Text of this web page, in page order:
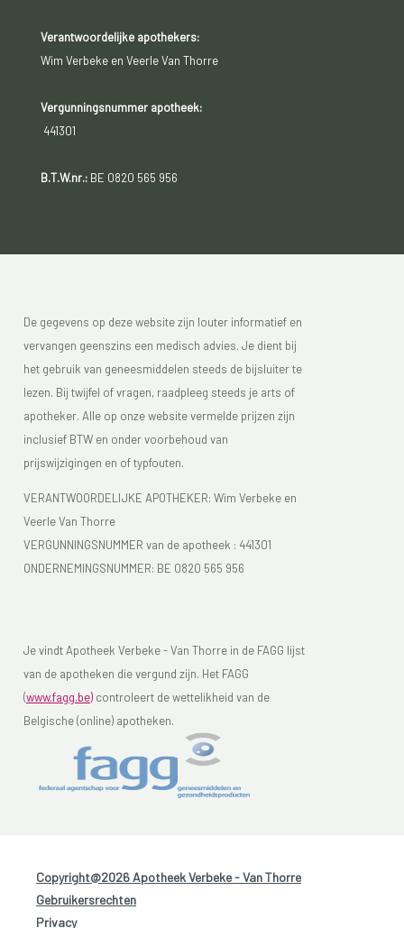
Verantwoordelijke apothekers:
Wim Verbeke en Veerle Van Thorre
Vergunningsnummer apotheek:
441301
B.T.W.nr.:BE 0820 565 956
De gegevens op deze website zijn louter informatief en
vervangen geenszins een medisch advies. Je dient bij
het gebruik van geneesmiddelen steeds de bijsluiter te
lezen. Bij twijfel of vragen, raadpleeg steeds je arts of
apotheker. Alle op onze website vermelde prijzen zijn
inclusief BTW en onder voorbehoud van
prijswijzigingen en of typfouten.
VERANTWOORDELIJKE APOTHEKER: Wim Verbeke en
Veerle Van Thorre
VERGUNNINGSNUMMER van de apotheek : 441301
ONDERNEMINGSNUMMER: BE 0820 565 956
Je vindt Apotheek Verbeke - Van Thorre in de FAGG lijst
van de apotheken die vergund zijn. Het FAGG
(www.fagg.be) controleert de wettelikheid van de
Belgische (online) apotheken.
Copyright@2026 Apotheek Verbeke - Van Thorre
Gebruikersrechten
Privacy